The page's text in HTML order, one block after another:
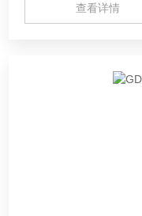
查看详情